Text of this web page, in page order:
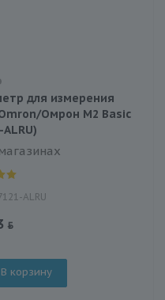
для измерения
Омрон M2 Basic
ALRU)
ALRU
В корзину